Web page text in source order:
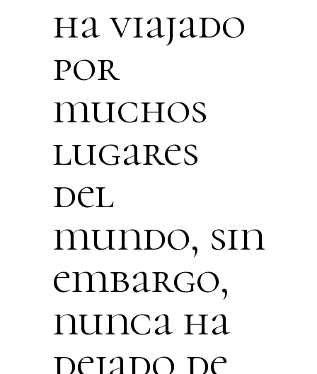
ha viajado
por
muchos
lugares
del
mundo, sin
embargo,
nunca ha
dejado de